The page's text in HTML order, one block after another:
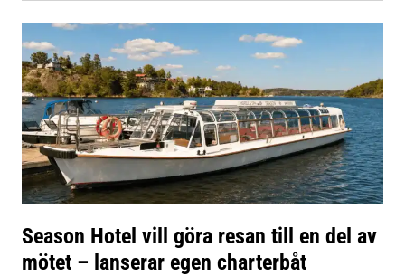
Season Hotel vill göra resan till en del av
mötet – lanserar egen charterbåt